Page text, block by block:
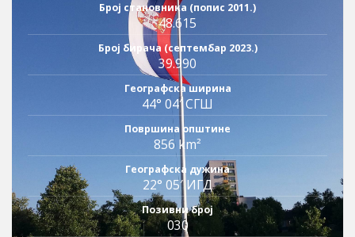
Број становника (попис 2011.)
48.615
Број бирача (септембар 2023.)
39.990
Географска ширина
44° 04′ СГШ
Површина општине
856 km²
Географска дужина
22° 05′ ИГД
Позивни број
030